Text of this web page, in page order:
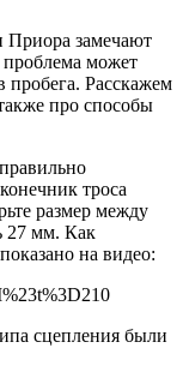
Приора замечают
может
пробега. Расскажем
про способы
троса
размер между
27 мм. Как
на видео:
сцепления были